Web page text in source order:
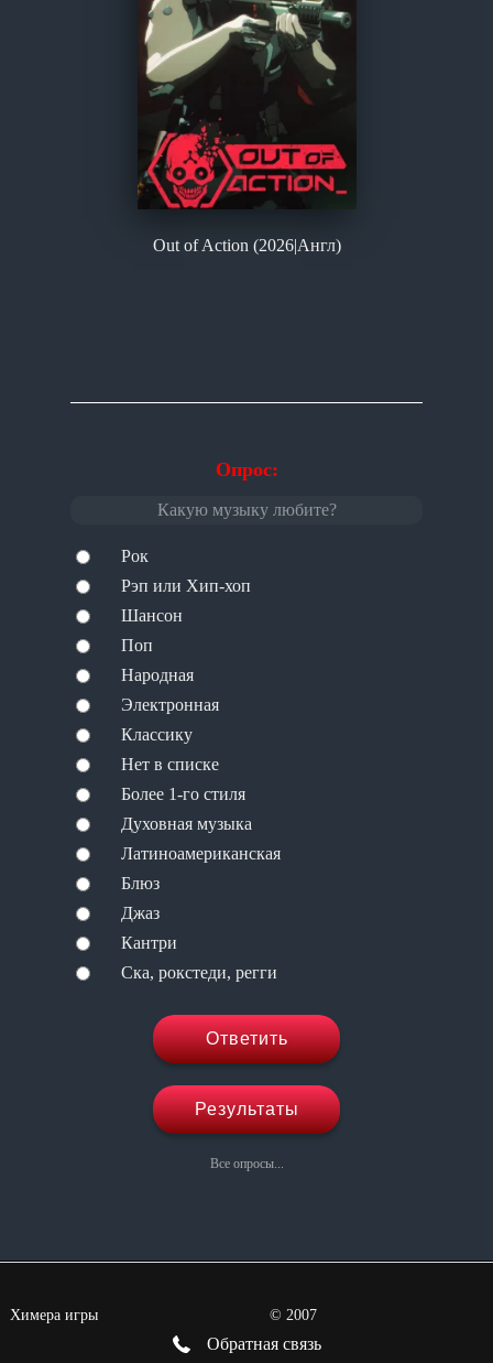
Опрос:
Какую музыку любите?
Рок
Рэп или Хип-хоп
Шансон
Поп
Народная
Электронная
Классику
Нет в списке
Более 1-го стиля
Духовная музыка
Латиноамериканская
Блюз
Джаз
Кантри
Ска, рокстеди, регги
Ответить
Результаты
Все опросы...
Out of Action (2026|Англ)
Химера игры © 2007
Обратная связь